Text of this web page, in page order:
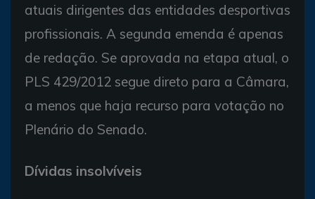
atuais dirigentes das entidades desportivas
profissionais. A segunda emenda é apenas
de redação. Se aprovada na etapa atual, o
PLS 429/2012 segue direto para a Câmara,
a menos que haja recurso para votação no
Plenário do Senado.
Dívidas insolvíveis